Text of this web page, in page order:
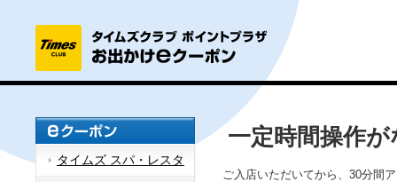
タイムズ スパ・レスタ
一定時間操作
ご入店いただいてから、30分間